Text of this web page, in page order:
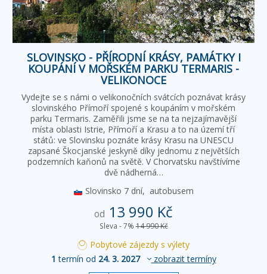
SLOVINSKO - PŘÍRODNÍ KRÁSY, PAMÁTKY I
KOUPÁNÍ V MOŘSKÉM PARKU TERMARIS -
VELIKONOCE
Vydejte se s námi o velikonočních svátcích poznávat krásy
slovinského Přímoří spojené s koupáním v mořském
parku Termaris. Zaměřili jsme se na ta nejzajímavější
místa oblasti Istrie, Přímoří a Krasu a to na území tří
států: ve Slovinsku poznáte krásy Krasu na UNESCU
zapsané Škocjanské jeskyně díky jednomu z největších
podzemních kaňonů na světě. V Chorvatsku navštívíme
dvě nádherná…
Slovinsko 7 dní, autobusem
od 13 990 Kč
Sleva - 7% 14 990 Kč
Pobytové zájezdy s výlety
1 termín od 24. 3. 2027 zobrazit termíny